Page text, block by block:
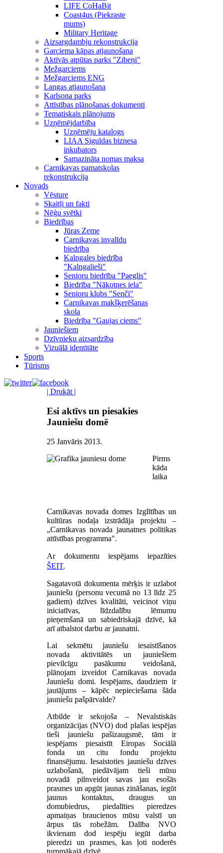
LIFE CoHaBit
Coast4us (Piekraste
mums)
Military Heritage
Aizsargdambju rekonstrukcija
Garciema kāpas atjaunošana
Aktīvās atpūtas parks "Zibeņi"
Mežgarciems
Mežgarciems ENG
Langas atjaunošana
Karlsona parks
Attīstības plānošanas dokumenti
Tematiskais plānojums
Uzņēmējdarbība
Uzņēmēju katalogs
LIAA Siguldas biznesa
inkubators
Samazināta nomas maksa
Carnikavas pamatskolas
rekonstrukcija
Novads
Vēsture
Skaitļi un fakti
Nēģu svētki
Biedrības
Jūras Zeme
Carnikavas invalīdu
biedrība
Kalngales biedrība
"Kalngalieši"
Senioru biedrība "Paeglis"
Biedrība "Nākotnes iela"
Senioru klubs "Senči"
Carnikavas makšķerēšanas
skola
Biedrība "Gaujas ciems"
Jauniešiem
Dzīvnieku aizsardzība
Vizuālā identitāte
Sports
Tūrisms
| Drukāt |
Esi aktīvs un piesakies
Jauniešu domē
25 Janvāris 2013.
Pirms
kāda
laika
Carnikavas novada domes Izglītības un
kultūras nodaļa izstrādāja projektu –
„Carnikavas novada jaunatnes politikas
attīstības programma".
Ar dokumentu iespējams iepazīties
ŠEIT.
Sagatavotā dokumenta mērķis ir uzlabot
jauniešu (personu vecumā no 13 līdz 25
gadiem) dzīves kvalitāti, veicinot viņu
iniciatīvas, līdzdalību lēmumu
pieņemšanā un sabiedriskajā dzīvē, kā
arī atbalstot darbu ar jaunatni.
Lai sekmētu jauniešu iesaistīšanos
novada aktivitātēs un jauniešiem
pievilcīgu pasākumu veidošanā,
plānojam izveidot Carnikavas novada
Jauniešu domi. Iespējams, daudziem ir
jautājums – kāpēc nepieciešama šāda
jauniešu pašpārvalde?
Atbilde ir sekojoša – Nevalstiskās
organizācijas (NVO) dod plašas iespējas
tieši jauniešu pašizaugsmē, tām ir
iespējams piesaistīt Eiropas Sociālā
fonda un citu fondu projektu
finansējumu. Iesaistoties jauniešu dzīves
uzlabošanā, piedāvājam tieši mūsu
novadā pilnveidot savas jau esošās
prasmes un apgūt jaunas zināšanas, iegūt
jaunus kontaktus, draugus un
domubiedrus, piedalīties pieredzes
apmaiņas braucienos mūsu valstī un
ārpus tās robežām. Dalība NVO
ikvienam dod iespēju iegūt darba
pieredzi un prasmes, kas ļoti noderēs
turpmākajā dzīvē